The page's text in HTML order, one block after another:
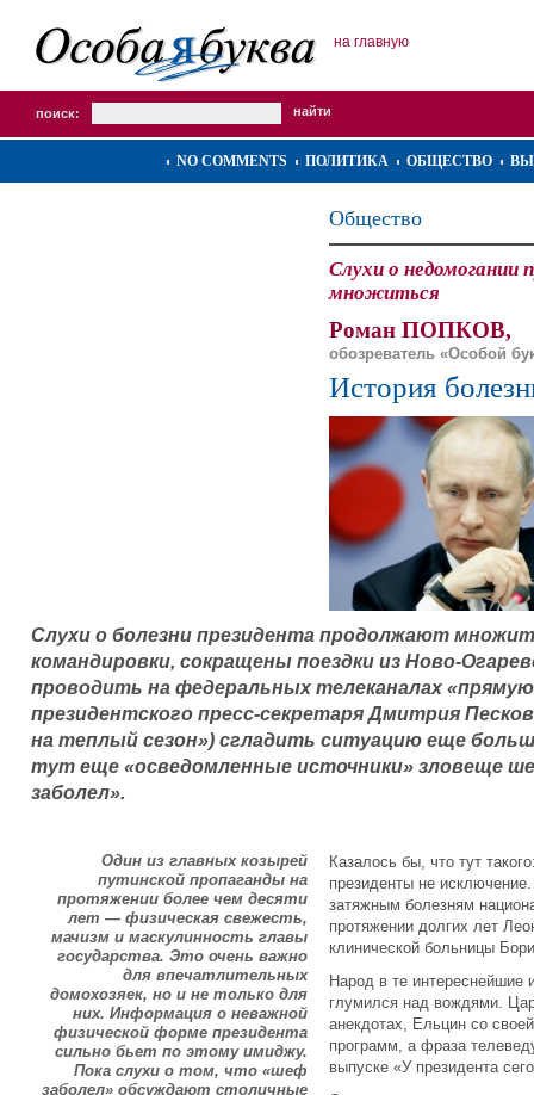
на главную
поиск:
NO COMMENTS ПОЛИТИКА ОБЩЕСТВО
Общество
Слухи о
множиться
Роман ПОПКОВ,
обозреватель «Особой
История
Слухи о болезни президента продолжают
командировки, сокращены поездки из Ново-
проводить на федеральных телеканалах
президентского пресс-секретаря Дмитрия
на теплый сезон») сгладить ситуацию еще
тут еще «осведомленные источники» зловеще
заболел».
Один из главных козырей
путинской пропаганды на
протяжении более чем десяти
лет — физическая свежесть,
мачизм и маскулинность главы
государства. Это очень важно
для впечатлительных
домохозяек, но и не только для
них. Информация о неважной
физической форме президента
сильно бьет по этому имиджу.
Пока слухи о том, что «шеф
заболел» обсуждают столичные
Казалось бы, что тут
президенты не
затяжным болезням
протяжении долгих лет
клинической больницы
Народ в те интереснейшие
глумился над вождями.
анекдотах, Ельцин со
программ, а фраза
выпуске «У президента